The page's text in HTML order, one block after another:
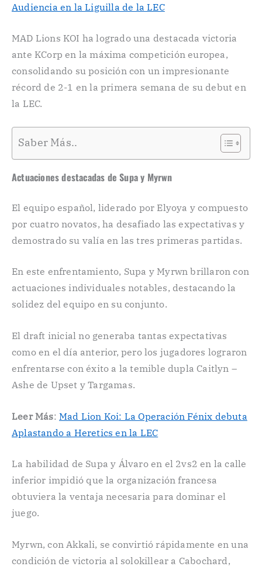
Audiencia en la Liguilla de la LEC
MAD Lions KOI ha logrado una destacada victoria
ante KCorp en la máxima competición europea,
consolidando su posición con un impresionante
récord de 2-1 en la primera semana de su debut en
la LEC.
Saber Más..
Actuaciones destacadas de Supa y Myrwn
El equipo español, liderado por Elyoya y compuesto
por cuatro novatos, ha desafiado las expectativas y
demostrado su valía en las tres primeras partidas.
En este enfrentamiento, Supa y Myrwn brillaron con
actuaciones individuales notables, destacando la
solidez del equipo en su conjunto.
El draft inicial no generaba tantas expectativas
como en el día anterior, pero los jugadores lograron
enfrentarse con éxito a la temible dupla Caitlyn –
Ashe de Upset y Targamas.
Leer Más:Mad Lion Koi: La Operación Fénix debuta
Aplastando a Heretics en la LEC
La habilidad de Supa y Álvaro en el 2vs2 en la calle
inferior impidió que la organización francesa
obtuviera la ventaja necesaria para dominar el
juego.
Myrwn, con Akkali, se convirtió rápidamente en una
condición de victoria al solokillear a Cabochard,